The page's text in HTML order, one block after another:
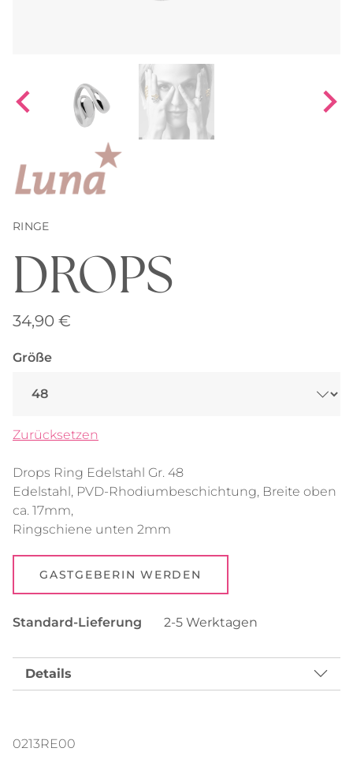
RINGE
DROPS
34,90 €
Größe
Zurücksetzen
Drops Ring Edelstahl Gr. 48
Edelstahl, PVD-Rhodiumbeschichtung, Breite oben
ca. 17mm,
Ringschiene unten 2mm
GASTGEBERIN WERDEN
Standard-Lieferung 2-5 Werktagen
Details
0213RE00